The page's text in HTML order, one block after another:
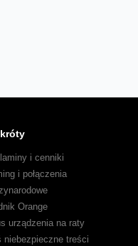
i cenniki
i połączenia
Orange
urządzenia na raty
niebezpieczne treści